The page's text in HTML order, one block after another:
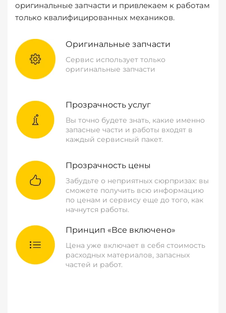
оригинальные запчасти и привлекаем к работам
только квалифицированных механиков.
Оригинальные запчасти
Сервис использует только
оригинальные запчасти
Прозрачность услуг
Вы точно будете знать, какие именно
запасные части и работы входят в
каждый сервисный пакет.
Прозрачность цены
Забудьте о неприятных сюрпризах: вы
сможете получить всю информацию
по ценам и сервису еще до того, как
начнутся работы.
Принцип «Все включено»
Цена уже включает в себя стоимость
расходных материалов, запасных
частей и работ.